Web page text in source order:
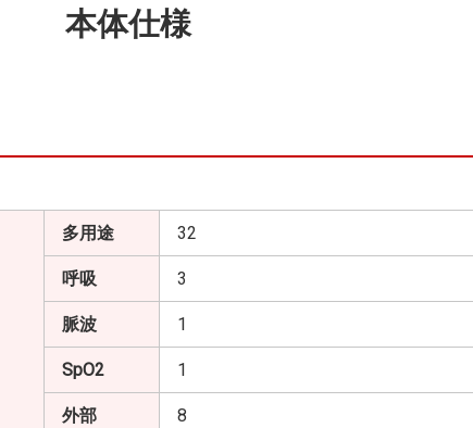
本体仕様
多用途 32
呼吸 3
脈波 1
SpO2 1
外部 8